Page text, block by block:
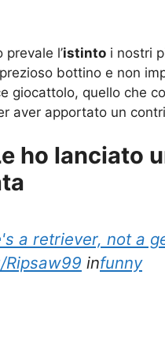
prevale l’istinto i nostri
bottino e non
giocattolo, quello che
aver apportato un
ho lanciato
a retriever, not a
Ripsaw99 infunny